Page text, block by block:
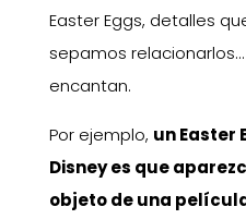
Easter Eggs, detalles
sepamos
encantan.
Por ejemplo, un Easter
Disney es que
objeto de una